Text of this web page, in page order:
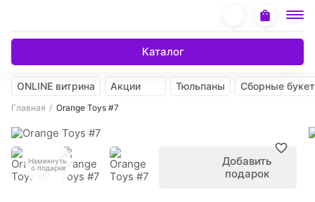
Каталог
ONLINE витрина Акции Тюльпаны Сборные
Главная Orange Toys #7
Намекнуть
о подарке
Добавить
подарок